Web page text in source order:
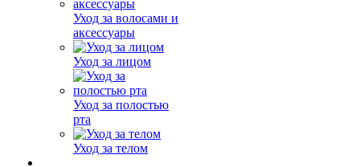
Уход за волосами и
аксессуары
Уход за лицом
Уход за полостью
рта
Уход за телом